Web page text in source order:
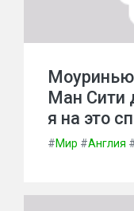
Ман Сити
я на это
#Мир #Англия